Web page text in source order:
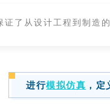
了从设计工程到制造
进行模拟仿真 ，